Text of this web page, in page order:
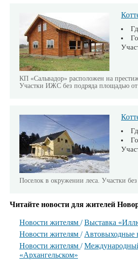
КП «Сальвадор» расположен на
Участки ИЖС без подряда площадью
Поселок в окружении леса. Участки
Читайте новости для жителей
Новости жителям /Выставка
Новости жителям / Автовыходные
Новости жителям /
«Архангельском»